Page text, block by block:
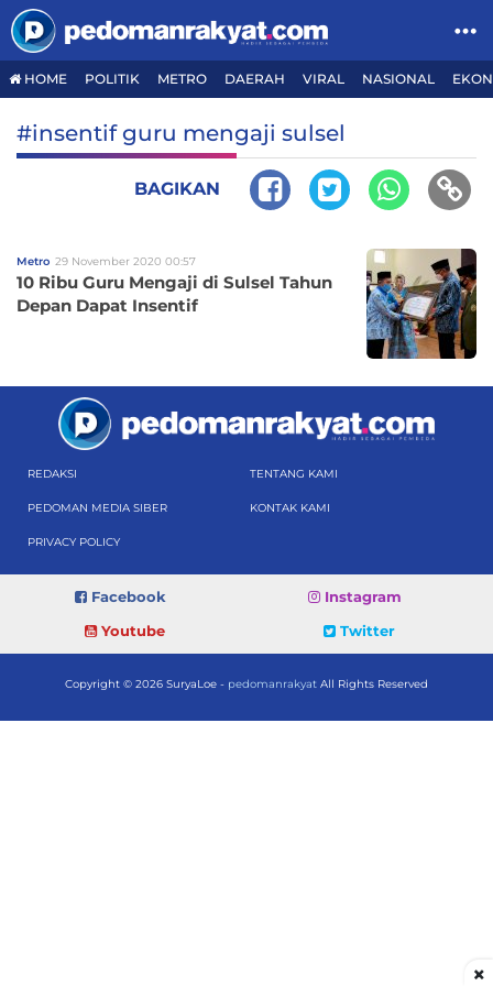
HOME POLITIK METRO DAERAH VIRAL NASIONAL
#insentif guru mengaji sulsel
BAGIKAN
Metro 29 November 2020 00:57
10 Ribu Guru Mengaji di Sulsel Tahun
Depan Dapat Insentif
REDAKSI TENTANG KAMI
PEDOMAN MEDIA SIBER KONTAK KAMI
PRIVACY POLICY
Facebook
Instagram
Youtube
Twitter
Copyright © 2026 SuryaLoe - pedomanrakyat All Rights Reserved
×